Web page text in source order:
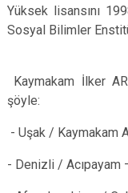
Yüksek lisansını
Sosyal Bilimler
Kaymakam İlker
şöyle:
- Uşak / Kaymakam
- Denizli / Acıpayam